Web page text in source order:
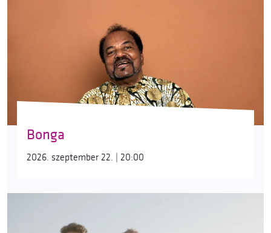
Bonga
2026. szeptember 22. | 20:00